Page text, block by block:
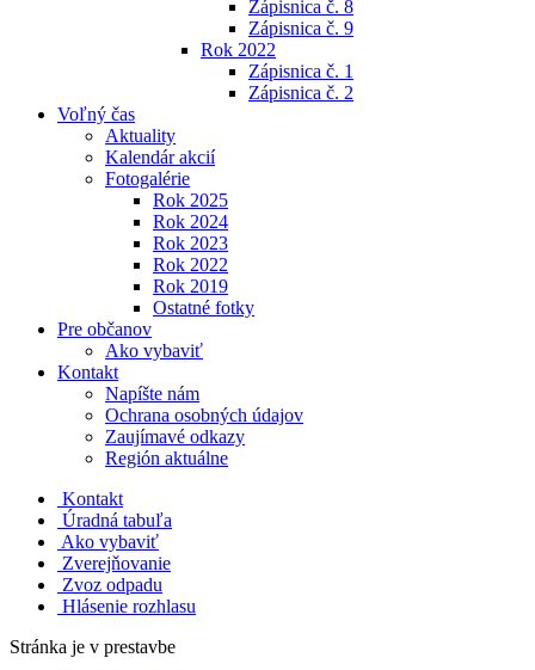
Zápisnica č. 8
Zápisnica č. 9
Rok 2022
Zápisnica č. 1
Zápisnica č. 2
Voľný čas
Aktuality
Kalendár akcií
Fotogalérie
Rok 2025
Rok 2024
Rok 2023
Rok 2022
Rok 2019
Ostatné fotky
Pre občanov
Ako vybaviť
Kontakt
Napíšte nám
Ochrana osobných údajov
Zaujímavé odkazy
Región aktuálne
Kontakt
Úradná tabuľa
Ako vybaviť
Zverejňovanie
Zvoz odpadu
Hlásenie rozhlasu
Stránka je v prestavbe